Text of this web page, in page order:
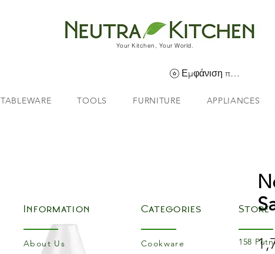
Your Kitchen, Your World.
Εμφάνιση πόντων
TABLEWARE TOOLS FURNITURE APPLIANCES
Information
About Us
Categories
Cookware
Store
158